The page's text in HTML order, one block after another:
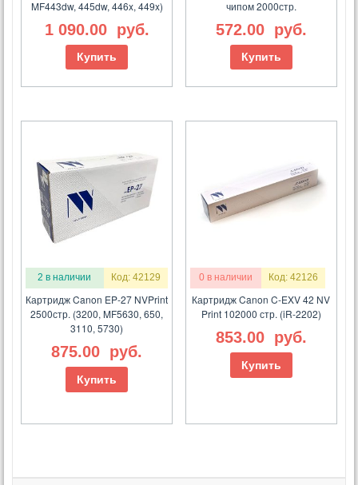
MF443dw, 445dw, 446x, 449x)
1 090.00 руб.
Купить
чипом 2000стр.
572.00 руб.
Купить
2 в наличии Код: 42129
Картридж Canon EP-27 NVPrint
2500стр. (3200, MF5630, 650,
3110, 5730)
875.00 руб.
Купить
0 в наличии Код: 42126
Картридж Canon C-EXV 42 NV
Print 102000 стр. (iR-2202)
853.00 руб.
Купить